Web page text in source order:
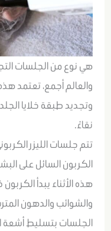
هي نوع من الجلسات
والعالم أجمع، تعتمد
وتجديد طبقة خلايا
نقاءً.
تتم جلسات الليزر
الكربون السائل على
هذه الأثناء يبدأ
والشوائب والدهون
الجلسات بتسليط أشعة